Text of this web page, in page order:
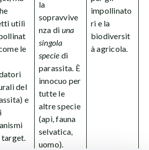
utili
le
del
e
target.
la
sopravvive
nza di una
singola
specie di
parassita. È
innocuo per
tutte le
altre specie
(api, fauna
selvatica,
uomo).
impollinato
ri e la
biodiversit
à agricola.